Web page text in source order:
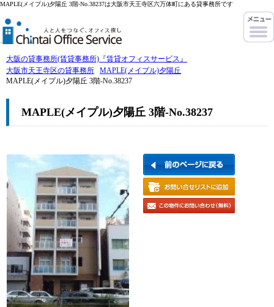
MAPLE(メイプル)夕陽丘 3階-No.38237は大阪市天王寺区六万体町にある貸事務所です
大阪の貸事務所(賃貸事務所)『賃貸オフィスサービス』
大阪市天王寺区の貸事務所
MAPLE(メイプル)夕陽丘
MAPLE(メイプル)夕陽丘 3階-No.38237
MAPLE(メイプル)夕陽丘 3階-No.38237